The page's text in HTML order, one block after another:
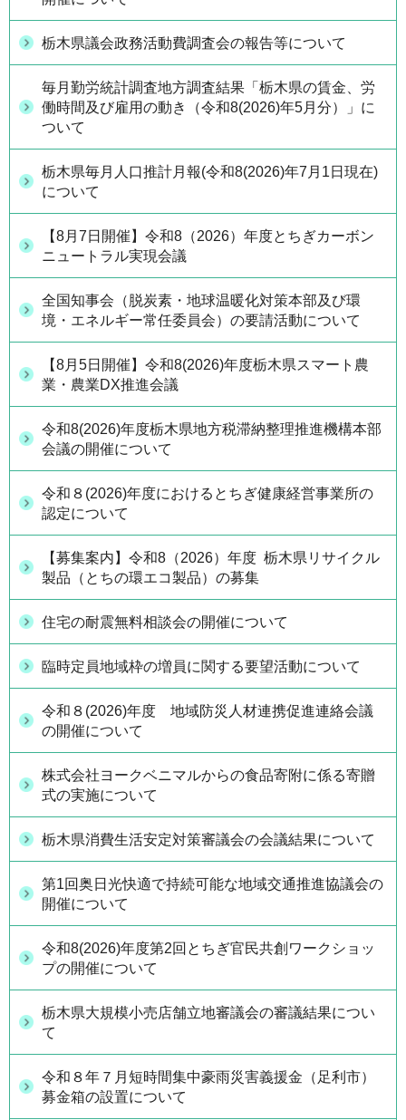
栃木県議会政務活動費調査会の報告等について
毎月勤労統計調査地方調査結果「栃木県の賃金、労
働時間及び雇用の動き（令和8(2026)年5月分）」に
ついて
栃木県毎月人口推計月報(令和8(2026)年7月1日現在)
について
【8月7日開催】令和8（2026）年度とちぎカーボン
ニュートラル実現会議
全国知事会（脱炭素・地球温暖化対策本部及び環
境・エネルギー常任委員会）の要請活動について
【8月5日開催】令和8(2026)年度栃木県スマート農
業・農業DX推進会議
令和8(2026)年度栃木県地方税滞納整理推進機構本部
会議の開催について
令和８(2026)年度におけるとちぎ健康経営事業所の
認定について
【募集案内】令和8（2026）年度 栃木県リサイクル
製品（とちの環エコ製品）の募集
住宅の耐震無料相談会の開催について
臨時定員地域枠の増員に関する要望活動について
令和８(2026)年度 地域防災人材連携促進連絡会議
の開催について
株式会社ヨークベニマルからの食品寄附に係る寄贈
式の実施について
栃木県消費生活安定対策審議会の会議結果について
第1回奥日光快適で持続可能な地域交通推進協議会の
開催について
令和8(2026)年度第2回とちぎ官民共創ワークショッ
プの開催について
栃木県大規模小売店舗立地審議会の審議結果につい
て
令和８年７月短時間集中豪雨災害義援金（足利市）
募金箱の設置について